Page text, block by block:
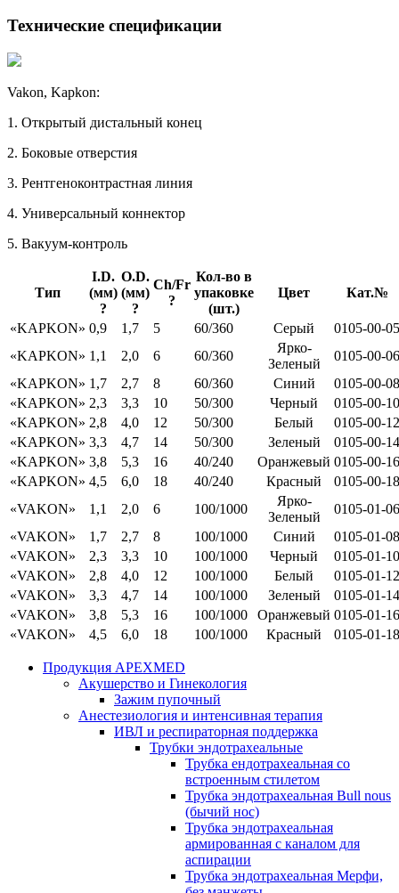
Технические спецификации
Vakon, Kapkon:
1. Открытый дистальный конец
2. Боковые отверстия
3. Рентгеноконтрастная линия
4. Универсальный коннектор
5. Вакуум-контроль
Тип
I.D.
(мм)
?
O.D.
(мм)
?
Ch/Fr
?
Кол-во в
упаковке
(шт.)
Цвет Кат.№
«KAPKON» 0,9 1,7 5 60/360 Серый
0105-00-05
«KAPKON» 1,1 2,0 6 60/360
Ярко-
Зеленый
0105-00-06
«KAPKON» 1,7 2,7 8 60/360 Синий
0105-00-08
«KAPKON» 2,3 3,3 10 50/300 Черный
0105-00-10
«KAPKON» 2,8 4,0 12 50/300 Белый
0105-00-12
«KAPKON» 3,3 4,7 14 50/300 Зеленый
0105-00-14
«KAPKON» 3,8 5,3 16 40/240 Оранжевый 0105-00-16
«KAPKON» 4,5 6,0 18 40/240 Красный
0105-00-18
«VAKON»
1,1 2,0 6 100/1000
Ярко-
Зеленый
0105-01-06
«VAKON»
1,7 2,7 8 100/1000 Синий
0105-01-08
«VAKON»
2,3 3,3 10 100/1000 Черный
0105-01-10
«VAKON»
2,8 4,0 12 100/1000 Белый
0105-01-12
«VAKON»
3,3 4,7 14 100/1000 Зеленый
0105-01-14
«VAKON»
3,8 5,3 16 100/1000 Оранжевый 0105-01-16
«VAKON»
4,5 6,0 18 100/1000 Красный 0105-01-18
Продукция APEXMED
Акушерство и Гинекология
Зажим пупочный
Анестезиология и интенсивная терапия
ИВЛ и респираторная поддержка
Трубки эндотрахеальные
Трубка ендотрахеальная со
встроенным стилетом
Трубка эндотрахеальная Bull nous
(бычий нос)
Трубка эндотрахеальная
армированная с каналом для
аспирации
Трубка эндотрахеальная Мерфи,